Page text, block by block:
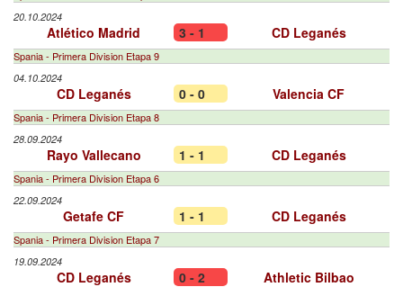
20.10.2024
Atlético Madrid 3 - 1 CD Leganés
Spania - Primera Division Etapa 9
04.10.2024
CD Leganés 0 - 0 Valencia CF
Spania - Primera Division Etapa 8
28.09.2024
Rayo Vallecano 1 - 1 CD Leganés
Spania - Primera Division Etapa 6
22.09.2024
Getafe CF 1 - 1 CD Leganés
Spania - Primera Division Etapa 7
19.09.2024
CD Leganés 0 - 2 Athletic Bilbao